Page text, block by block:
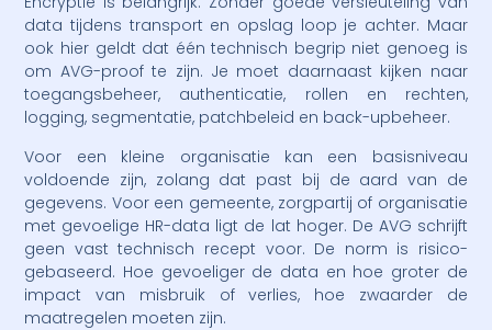
data tijdens transport en opslag loop je achter. Maar
ook hier geldt dat één technisch begrip niet genoeg is
om AVG-proof te zijn. Je moet daarnaast kijken naar
toegangsbeheer, authenticatie, rollen en rechten,
logging, segmentatie, patchbeleid en back-upbeheer.
Voor een kleine organisatie kan een basisniveau
voldoende zijn, zolang dat past bij de aard van de
gegevens. Voor een gemeente, zorgpartij of organisatie
met gevoelige HR-data ligt de lat hoger. De AVG schrijft
geen vast technisch recept voor. De norm is risico-
gebaseerd. Hoe gevoeliger de data en hoe groter de
impact van misbruik of verlies, hoe zwaarder de
maatregelen moeten zijn.